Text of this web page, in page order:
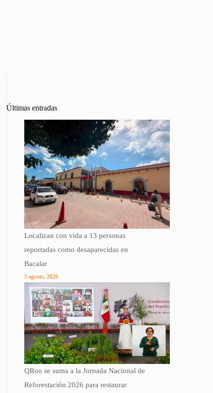
Últimas entradas
Localizan con vida a 13 personas
reportadas como desaparecidas en
Bacalar
5 agosto, 2026
QRoo se suma a la Jornada Nacional de
Reforestación 2026 para restaurar